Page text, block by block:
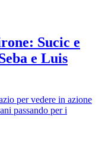
Sucic e
e Luis
per vedere in azione
passando per i